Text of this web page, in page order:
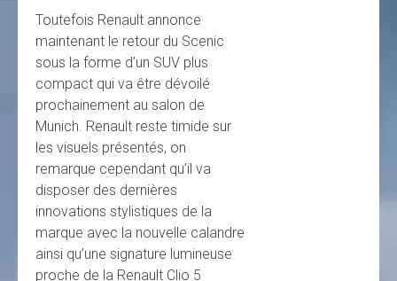
Toutefois Renault annonce
maintenant le retour du Scenic
sous la forme d’un SUV plus
compact qui va être dévoilé
prochainement au salon de
Munich. Renault reste timide sur
les visuels présentés, on
remarque cependant qu’il va
disposer des dernières
innovations stylistiques de la
marque avec la nouvelle calandre
ainsi qu’une signature lumineuse
proche de la Renault Clio 5